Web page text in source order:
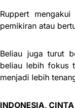
Ruppert
pemikiran atau
Beliau juga turut
beliau lebih fokus
menjadi lebih
INDONESIA,